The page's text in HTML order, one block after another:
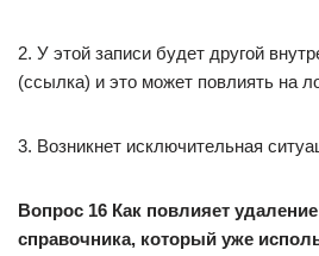
2. У этой записи будет другой
(ссылка) и это может повлиять на
3. Возникнет исключительная
Вопрос 16 Как повлияет
справочника, который уже